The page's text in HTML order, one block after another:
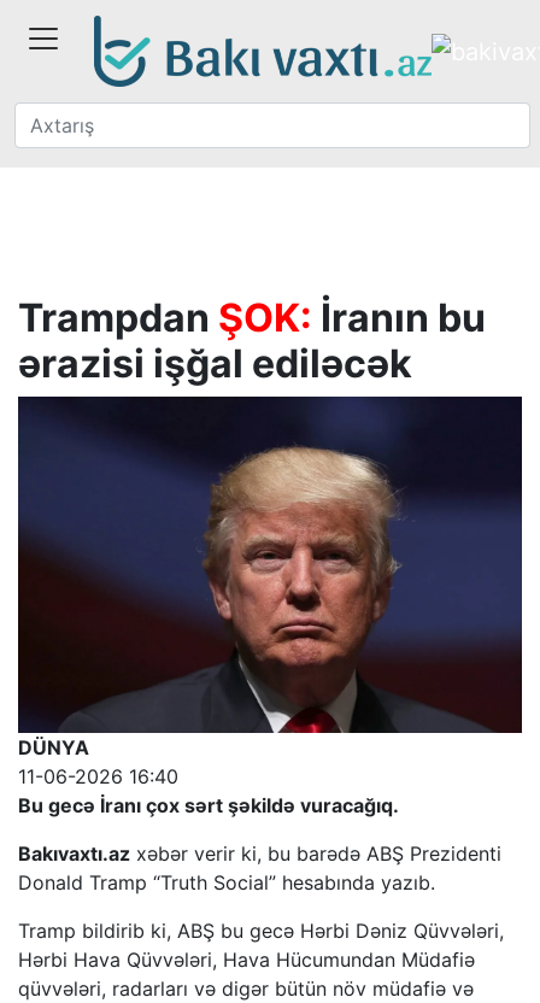
Trampdan ŞOK: İranın bu
ərazisi işğal ediləcək
DÜNYA
11-06-2026 16:40
Bu gecə İranı çox sərt şəkildə vuracağıq.
Bakıvaxtı.az xəbər verir ki, bu barədə ABŞ Prezidenti
Donald Tramp “Truth Social” hesabında yazıb.
Tramp bildirib ki, ABŞ bu gecə Hərbi Dəniz Qüvvələri,
Hərbi Hava Qüvvələri, Hava Hücumundan Müdafiə
qüvvələri, radarları və digər bütün növ müdafiə və